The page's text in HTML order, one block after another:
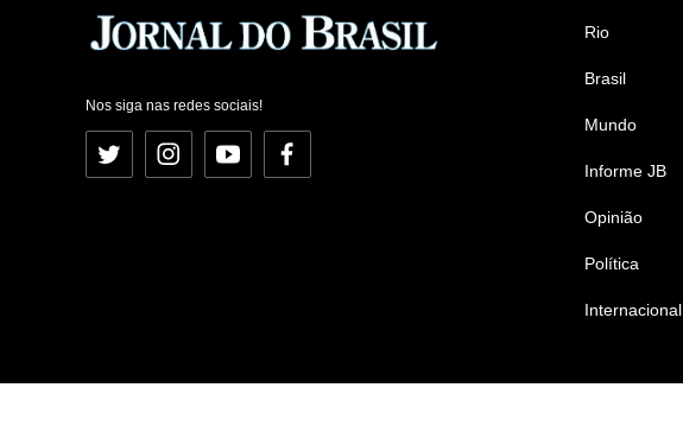
Nos siga nas redes sociais!
Twitter InstagramYouTubeFacebook
Rio
Brasil
Mundo
Informe JB
Opinião
Política
Internacional